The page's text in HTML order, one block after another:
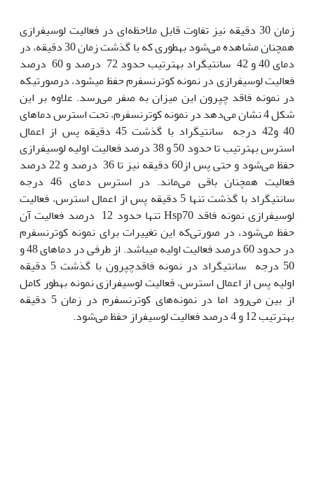
زمان 30 دقیقه نیز تفاوت قابل ملاحظه‌ای در فعالیت لوسیفرازی
همچنان مشاهده می‌شود به‫طوری که با گذشت زمان 30 دقیقه، در
دمای 40 و 42 سانتی‫گراد به‫ترتیب حدود 72 درصد و 60 درصد
فعالیت لوسیفرازی در نمونه کوترنسفرم حفظ می‫شود، درصورتی‫که
در نمونه فاقد چپرون این میزان به صفر می‌رسد. علاوه بر این
شکل 4 نشان می‌دهد در نمونه کوترنسفرم، تحت استرس دماهای
40 و42 درجه سانتی‫گراد با گذشت 45 دقیقه پس از اعمال
استرس به‫ترتیب تا حدود 50 و 38 درصد فعالیت اولیه لوسیفرازی
حفظ می‌شود و حتی پس از60 دقیقه نیز تا 36 درصد و 22 درصد
فعالیت همچنان باقی می‌ماند. در استرس دمای 46 درجه
سانتی‫گراد با گذشت تنها 5 دقیقه پس از اعمال استرس، فعالیت
لوسیفرازی نمونه فاقد Hsp70 تنها حدود 12 درصد فعالیت آن
حفظ می‌‌‫شود، در صورتی‌که این تغییرات برای نمونه کوترنسفرم
در حدود 60 درصد فعالیت اولیه می‫باشد. از طرفی در دماهای 48 و
50 درجه سانتی‫گراد در نمونه فاقدچپرون با گذشت 5 دقیقه
اولیه پس از اعمال استرس، فعالیت لوسیفرازی نمونه به‫طور کامل
از بین می‌رود اما در نمونه‌‌های کوترنسفرم در زمان 5 دقیقه
به‫ترتیب 12 و 4 درصد فعالیت لوسیفراز حفظ می‌شود.